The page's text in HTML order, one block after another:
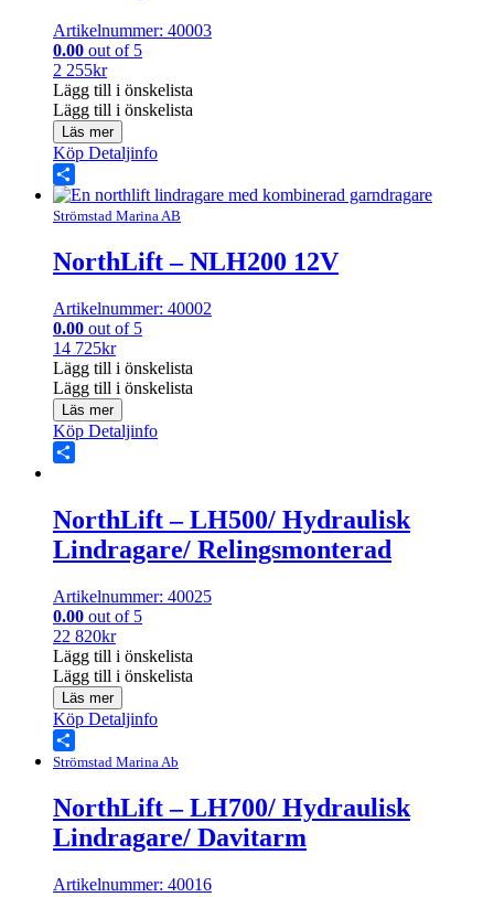
Artikelnummer: 40003
0.00 out of 5
2 255kr
Lägg till i önskelista
Lägg till i önskelista
Läs mer
Köp Detaljinfo
Share
Strömstad Marina AB
NorthLift – NLH200 12V
Artikelnummer: 40002
0.00 out of 5
14 725kr
Lägg till i önskelista
Lägg till i önskelista
Läs mer
Köp Detaljinfo
NorthLift – LH500/ Hydraulisk
Lindragare/ Relingsmonterad
Artikelnummer: 40025
0.00 out of 5
22 820kr
Lägg till i önskelista
Lägg till i önskelista
Läs mer
Köp Detaljinfo
Share
Strömstad Marina Ab
NorthLift – LH700/ Hydraulisk
Lindragare/ Davitarm
Artikelnummer: 40016